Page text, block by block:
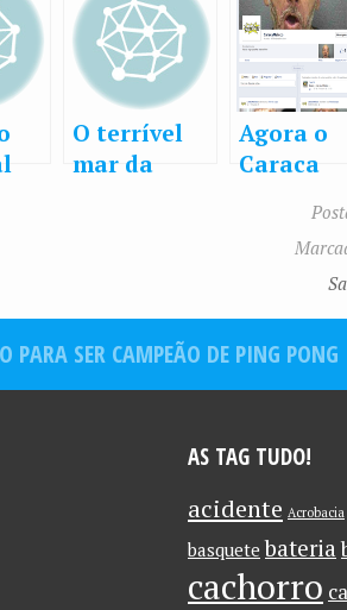
O terrível
mar da
Agora o
Caraca
também
está no
PARA SER CAMPEÃO DE PING PONG
AS TAG TUDO!
acidente Acrobacia
basquete bateria
cachorro